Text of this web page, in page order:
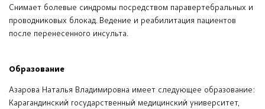
Снимает болевые синдромы посредством паравертебральных и
проводниковых блокад. Ведение и реабилитация пациентов
после перенесенного инсульта.
Образование
Азарова Наталья Владимировна имеет следующее образование:
Карагандинский государственный медицинский университет,